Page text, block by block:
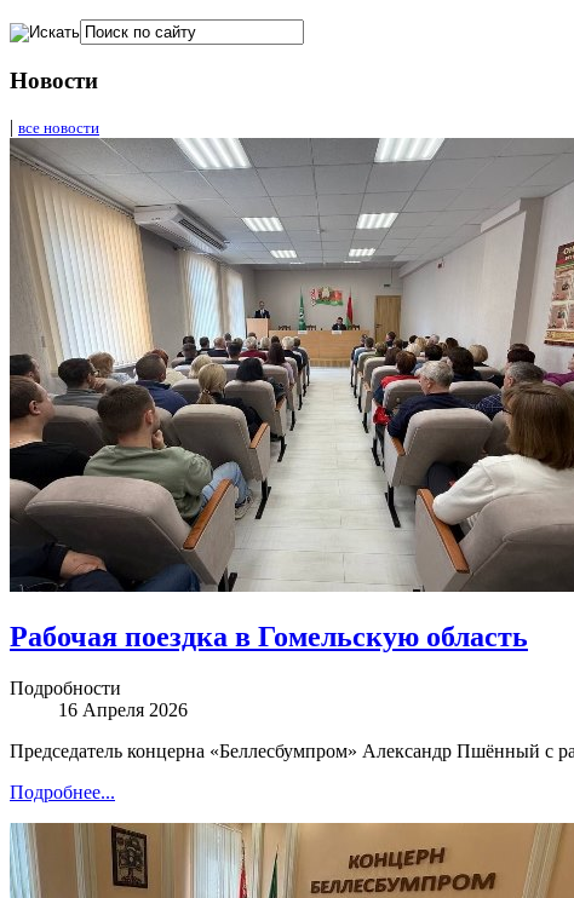
Новости
| все новости
Рабочая поездка в Гомельскую область
Подробности
16 Апреля 2026
Председатель концерна «Беллесбумпром» Александр Пшённый с
Подробнее...